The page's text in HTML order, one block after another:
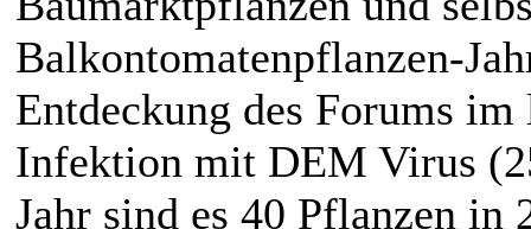
Balkontomatenpflanzen-
Entdeckung des Forums
Infektion mit DEM Virus
Jahr sind es 40 Pflanzen in